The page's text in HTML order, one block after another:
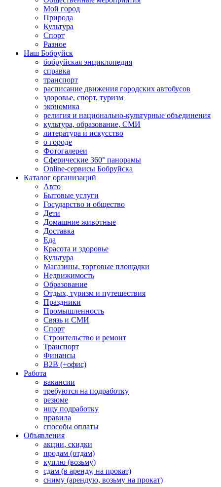
Мой город
Природа
Культура
Спорт
Разное
Наш Бобруйск
бобруйская энциклопедия
справка
транспорт
расписание движения городских автобусов
здоровье, спорт, туризм
экономика
религия и национально-культурные объединения
культура, образование, СМИ
литература и искусство
о городе
Фотогалереи
Сферические 360° панорамы
Online-сервисы Бобруйска
Каталог организаций
Авто
Бытовые услуги
Государство и общество
Дети
Домашние животные
Доставка
Еда
Красота и здоровье
Культура
Магазины, торговые площадки
Недвижимость
Образование
Отдых, туризм и путешествия
Праздники
Промышленность
Связь и СМИ
Спорт
Строительство и ремонт
Транспорт
Финансы
B2B (+офис)
Работа
вакансии
требуются на подработку
резюме
ищу подработку
правила
способы оплаты
Объявления
акции, скидки
продам (отдам)
куплю (возьму)
сдам (в аренду, на прокат)
сниму (арендую, возьму на прокат)